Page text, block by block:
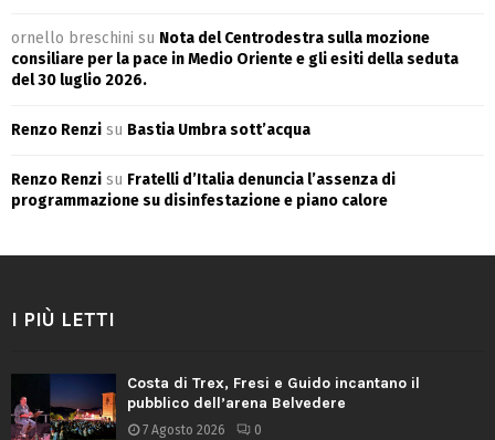
ornello breschini su Nota del Centrodestra sulla mozione
consiliare per la pace in Medio Oriente e gli esiti della seduta
del 30 luglio 2026.
Renzo Renzi su Bastia Umbra sott’acqua
Renzo Renzi su Fratelli d’Italia denuncia l’assenza di
programmazione su disinfestazione e piano calore
I PIÙ LETTI
Costa di Trex, Fresi e Guido incantano il
pubblico dell’arena Belvedere
7 Agosto 2026 0